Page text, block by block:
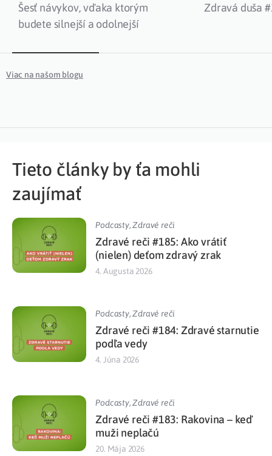
Šesť návykov, vďaka ktorým
budete silnejší a odolnejší
Zdravá duša
Viac na našom blogu
Tieto články by ťa mohli
zaujímať
Podcasty,Zdravé reči
Zdravé reči #185: Ako vrátiť
(nielen) deťom zdravý zrak
4. Augusta 2026
Podcasty,Zdravé reči
Zdravé reči #184: Zdravé starnutie
podľa vedy
4. Júna 2026
Podcasty,Zdravé reči
Zdravé reči #183: Rakovina – keď
muži neplačú
20. Mája 2026